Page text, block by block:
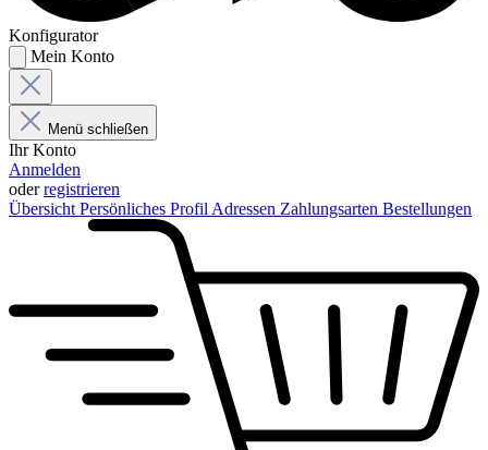
Konfigurator
Mein Konto
Menü schließen
Ihr Konto
Anmelden
oderregistrieren
Übersicht Persönliches Profil Adressen Zahlungsarten Bestellungen